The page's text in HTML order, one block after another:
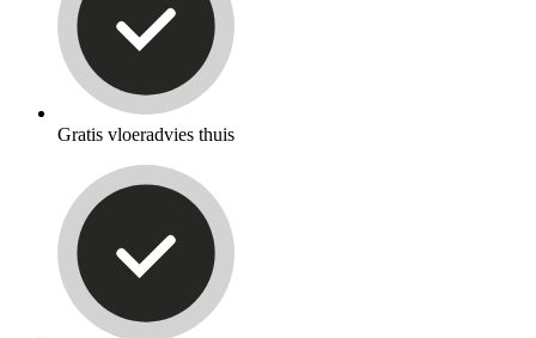
Gratis vloeradvies thuis